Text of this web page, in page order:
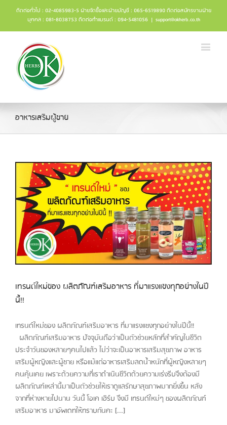
ติดต่อทั่วไป : 02-4085983-5 ฝ่ายจัดซื้อและฝ่ายบัญชี : 065-6519890 ติดต่อสมัครงานฝ่าย
บุคคล : 081-8038753 ติดต่อทำแบรนด์ : 094-5481056 | support@okherb.co.th
อาหารเสริมผู้ชาย
เทรนด์ใหม่ของ ผลิตภัณฑ์เสริมอาหาร ที่มาแรงแซงทุกอย่างในปี
นี้!!
เทรนด์ใหม่ของ ผลิตภัณฑ์เสริมอาหาร ที่มาแรงแซงทุกอย่างในปีนี้!!
ผลิตภัณฑ์เสริมอาหาร ปัจจุบันถือว่าเป็นตัวช่วยหลักที่สำคัญในชีวิต
ประจำวันของหลายๆคนไปแล้ว ไม่ว่าจะเป็นอาหารเสริมสุขภาพ อาหาร
เสริมผู้หญิงและผู้ชาย หรือแม้แต่อาหารเสริมลดน้ำหนักที่ผู้หญิงหลายๆ
คนคุ้นเคย เพราะด้วยความที่เราดำเนินชีวิตด้วยความเร่งรีบจึงต้องมี
ผลิตภัณฑ์เหล่านี้มาเป็นตัวช่วยให้เราดูแลรักษาสุขภาพมากยิ่งขึ้น หลัง
จากที่ห่างหายไปนาน วันนี้ โอเค เฮิร์บ จึงมี เทรนด์ใหม่ๆ ของผลิตภัณฑ์
เสริมอาหาร มาอัพเดทให้ทราบกันคะ [...]